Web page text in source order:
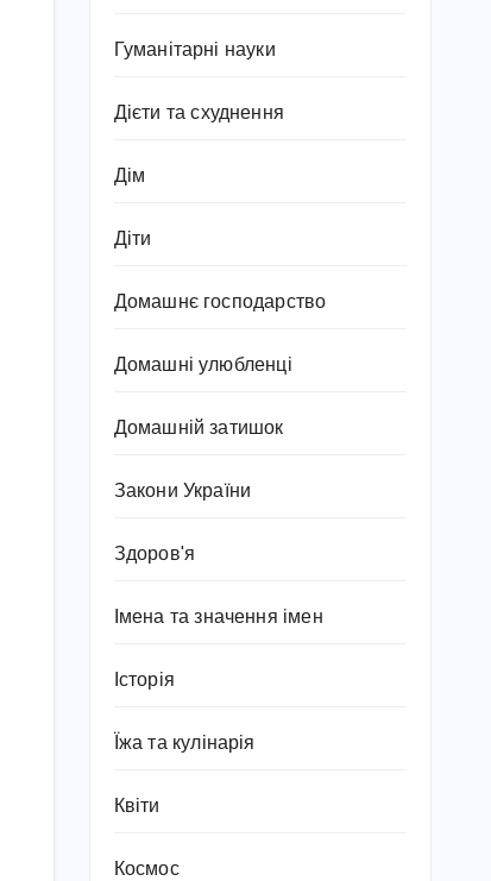
Гуманітарні науки
Дієти та схуднення
Дім
Діти
Домашнє господарство
Домашні улюбленці
Домашній затишок
Закони України
Здоров'я
Імена та значення імен
Історія
Їжа та кулінарія
Квіти
Космос